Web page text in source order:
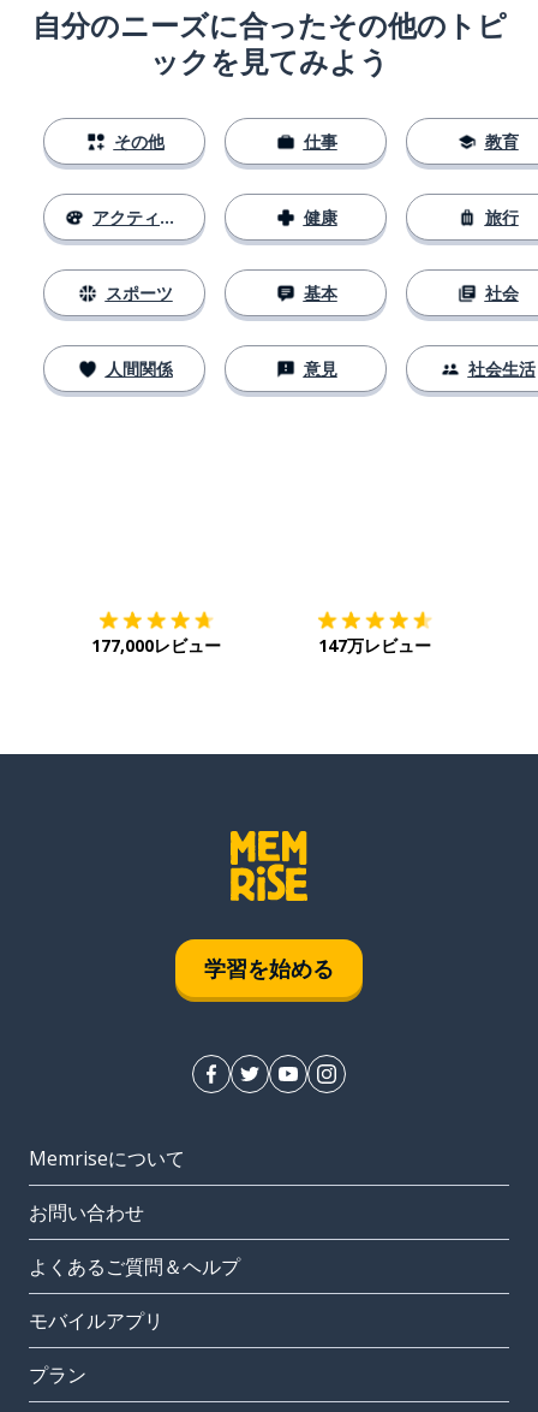
自分のニーズに合ったその他のトピ
ックを見てみよう
その他
アクティビティ
スポーツ
人間関係
仕事
健康
基本
意見
教育
旅行
社会
社会生活
177,000レビュー 147万レビュー
学習を始める
Memriseについて
お問い合わせ
よくあるご質問＆ヘルプ
モバイルアプリ
プラン